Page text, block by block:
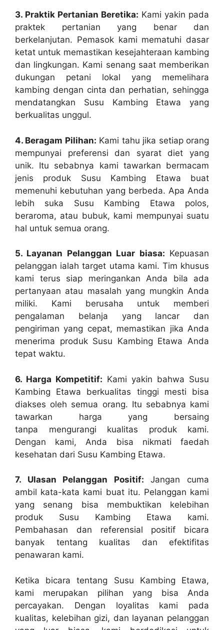
3. Praktik Pertanian Beretika: Kami yakin pada
praktek pertanian yang benar dan
berkelanjutan. Pemasok kami mematuhi dasar
ketat untuk memastikan kesejahteraan kambing
dan lingkungan. Kami senang saat memberikan
dukungan petani lokal yang memelihara
kambing dengan cinta dan perhatian, sehingga
mendatangkan Susu Kambing Etawa yang
berkualitas unggul.
4. Beragam Pilihan: Kami tahu jika setiap orang
mempunyai preferensi dan syarat diet yang
unik. Itu sebabnya kami tawarkan bermacam
jenis produk Susu Kambing Etawa buat
memenuhi kebutuhan yang berbeda. Apa Anda
lebih suka Susu Kambing Etawa polos,
beraroma, atau bubuk, kami mempunyai suatu
hal untuk semua orang.
5. Layanan Pelanggan Luar biasa: Kepuasan
pelanggan ialah target utama kami. Tim khusus
kami terus siap meringankan Anda bila ada
pertanyaan atau masalah yang mungkin Anda
miliki. Kami berusaha untuk memberi
pengalaman belanja yang lancar dan
pengiriman yang cepat, memastikan jika Anda
menerima produk Susu Kambing Etawa Anda
tepat waktu.
6. Harga Kompetitif: Kami yakin bahwa Susu
Kambing Etawa berkualitas tinggi mesti bisa
diakses oleh semua orang. Itu sebabnya kami
tawarkan harga yang bersaing
tanpa mengurangi kualitas produk kami.
Dengan kami, Anda bisa nikmati faedah
kesehatan dari Susu Kambing Etawa.
7. Ulasan Pelanggan Positif: Jangan cuma
ambil kata-kata kami buat itu. Pelanggan kami
yang senang bisa membuktikan kelebihan
produk Susu Kambing Etawa kami.
Pembahasan dan referensial positif bicara
banyak tentang kualitas dan efektifitas
penawaran kami.
Ketika bicara tentang Susu Kambing Etawa,
kami merupakan pilihan yang bisa Anda
percayakan. Dengan loyalitas kami pada
kualitas, kelebihan gizi, dan layanan pelanggan